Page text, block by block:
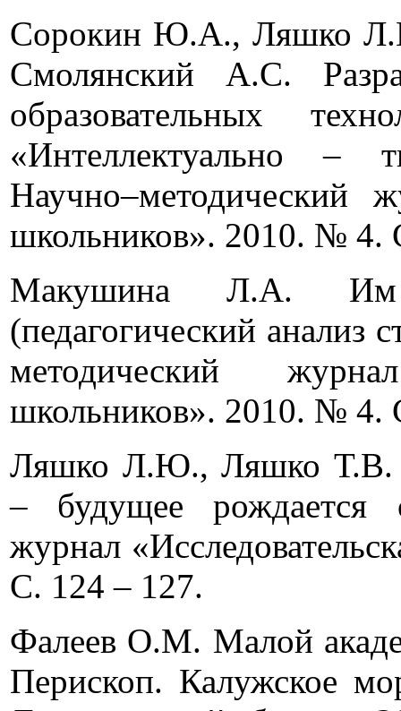
Сорокин Ю.А., Ляшко
Смолянский А.С.
образовательных
«Интеллектуально –
Научно–методический
школьников». 2010. № 4.
Макушина Л.А. Им
(педагогический анализ
методический
школьников». 2010. № 4.
Ляшко Л.Ю., Ляшко
– будущее рождается
журнал
С. 124 – 127.
Фалеев О.М. Малой
Перископ. Калужское